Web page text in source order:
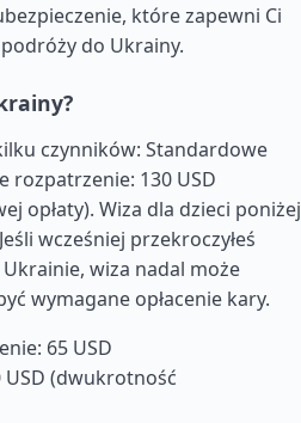
które zapewni Ci
do Ukrainy.
czynników: Standardowe
rozpatrzenie: 130 USD
opłaty). Wiza dla dzieci poniżej
wcześniej przekroczyłeś
wiza nadal może
wymagane opłacenie kary.
65 USD
(dwukrotność